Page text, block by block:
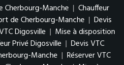
Cherbourg-Manche | Chauffeur
de Cherbourg-Manche | Devis
Digosville | Mise à disposition
Privé Digosville | Devis VTC
Manche | Réserver VTC